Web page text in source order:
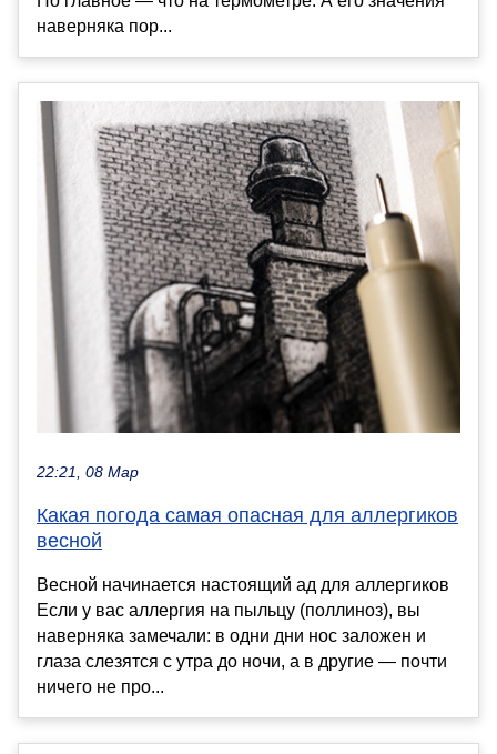
наверняка пор...
22:21, 08 Мар
Какая погода самая опасная для аллергиков
весной
Весной начинается настоящий ад для аллергиков
Если у вас аллергия на пыльцу (поллиноз), вы
наверняка замечали: в одни дни нос заложен и
глаза слезятся с утра до ночи, а в другие — почти
ничего не про...